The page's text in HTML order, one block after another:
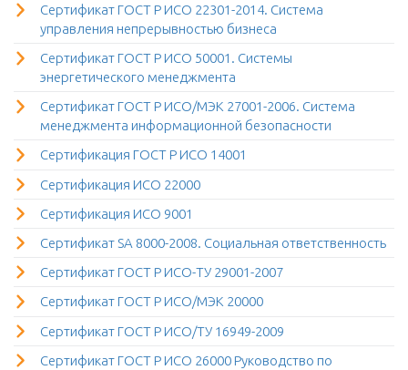
Сертификат ГОСТ Р ИСО 22301-2014. Система
управления непрерывностью бизнеса
Сертификат ГОСТ Р ИСО 50001. Системы
энергетического менеджмента
Сертификат ГОСТ Р ИСО/МЭК 27001-2006. Система
менеджмента информационной безопасности
Сертификация ГОСТ Р ИСО 14001
Сертификация ИСО 22000
Сертификация ИСО 9001
Сертификат SA 8000-2008. Социальная ответственность
Сертификат ГОСТ Р ИСО-ТУ 29001-2007
Сертификат ГОСТ Р ИСО/МЭК 20000
Сертификат ГОСТ Р ИСО/ТУ 16949-2009
Сертификат ГОСТ Р ИСО 26000 Руководство по